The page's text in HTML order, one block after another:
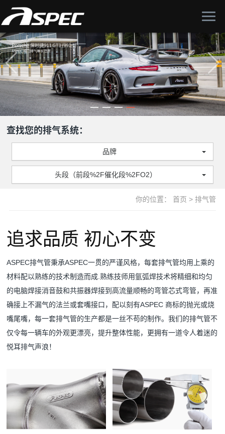
查找您的排气系统：
品牌
头段（前段%2F催化段%2FO2）
你的位置： 首页 > 排气管
追求品质 初心不变
ASPEC排气管秉承ASPEC一贯的严谨风格，每套排气管均用上乘的
材料配以熟练的技术制造而成.熟练技师用氩弧焊技术将精细和均匀
的电脑焊接消音鼓和共振器焊接到高流量顺畅的弯管芯式弯管，再准
确接上不漏气的法兰或套嘴接口，配以刻有ASPEC 商标的抛光或烧
嘴尾嘴，每一套排气管的生产都是一丝不苟的制作。我们的排气管不
仅令每一辆车的外观更漂亮，提升整体性能，更拥有一道令人着迷的
悦耳排气声浪！